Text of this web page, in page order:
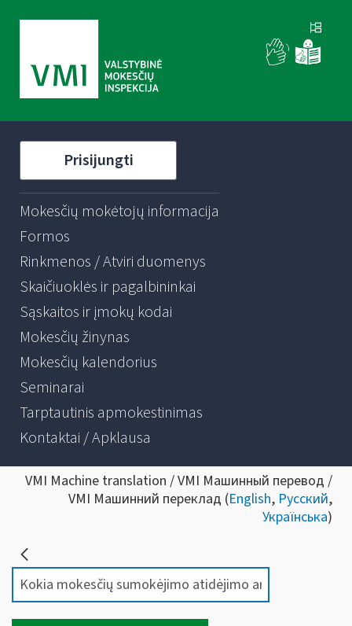
Prisijungti
Mokesčių mokėtojų informacija
Formos
Rinkmenos / Atviri duomenys
Skaičiuoklės ir pagalbininkai
Sąskaitos ir įmokų kodai
Mokesčių žinynas
Mokesčių kalendorius
Seminarai
Tarptautinis apmokestinimas
Kontaktai / Apklausa
VMI Machine translation / VMI Машинный перевод /
VMI Машинний переклад (English, Русский,
Українська)